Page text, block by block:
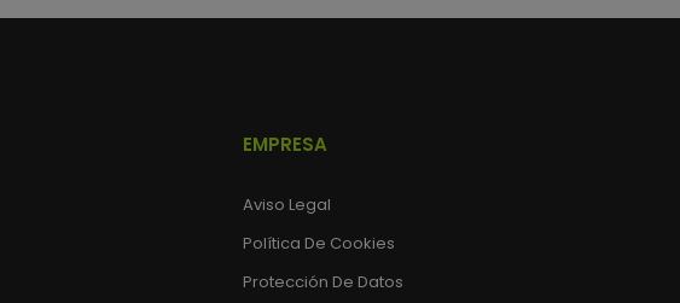
EMPRESA
Aviso Legal
Política De Cookies
Protección De Datos